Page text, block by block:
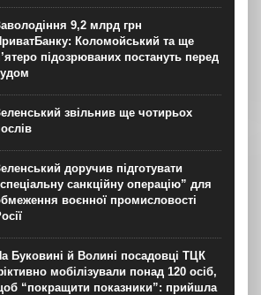
9,2 млрд грн
Коломойський та ще
підозрюваних постануть перед
звільнив ще чотирьох
доручив підготувати
санкційну операцію” для
воєнної промисловості
Буковині й Волині посадовці ТЦК
мобілізували понад 120 осіб,
“покращити показники”: прийшла